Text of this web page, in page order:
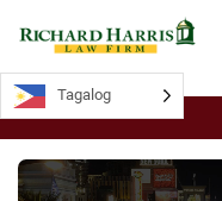
Tagalog
Tagalog